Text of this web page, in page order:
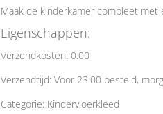
Maak de kinderkamer compleet met
Eigenschappen:
Verzendkosten: 0.00
Verzendtijd: Voor 23:00 besteld,
Categorie: Kindervloerkleed